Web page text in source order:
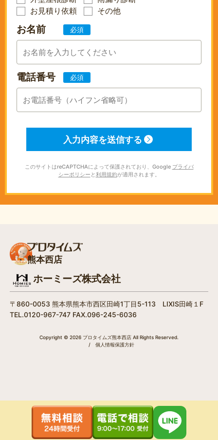
お見積り依頼
その他
お名前 必須
電話番号 必須
このサイトはreCAPTCHAによって保護されており、Google プライバ
シーポリシー と利用規約が適用されます。
熊本西店
ホーミーズ株式会社
〒860-0053 熊本県熊本市西区田崎1丁目5-113 LIXIS田崎１F
TEL.0120-967-747 FAX.096-245-6036
Copyright © 2026 プロタイムズ熊本西店 All Rights Reserved.
/
個人情報保護方針